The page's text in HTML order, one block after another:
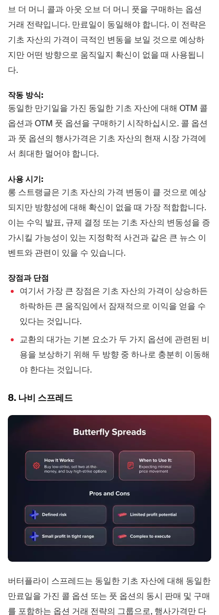
브 더 머니 콜과 아웃 오브 더 머니 풋을 구매하는 옵션
거래 전략입니다. 만료일이 동일해야 합니다. 이 전략은
기초 자산의 가격이 극적인 변동을 보일 것으로 예상하
지만 어떤 방향으로 움직일지 확신이 없을 때 사용됩니
다.
작동 방식:
동일한 만기일을 가진 동일한 기초 자산에 대해 OTM 콜
옵션과 OTM 풋 옵션을 구매하기 시작하십시오. 콜 옵션
과 풋 옵션의 행사가격은 기초 자산의 현재 시장 가격에
서 최대한 멀어야 합니다.
사용 시기:
롱 스트랭글은 기초 자산의 가격 변동이 클 것으로 예상
되지만 방향성에 대해 확신이 없을 때 가장 적합합니다.
이는 수익 발표, 규제 결정 또는 기초 자산의 변동성을 증
가시킬 가능성이 있는 지정학적 사건과 같은 큰 뉴스 이
벤트와 관련이 있을 수 있습니다.
장점과 단점
여기서 가장 큰 장점은 기초 자산의 가격이 상승하든
하락하든 큰 움직임에서 잠재적으로 이익을 얻을 수
있다는 것입니다.
교환의 대가는 기본 요소가 두 가지 옵션에 관련된 비
용을 보상하기 위해 두 방향 중 하나로 충분히 이동해
야 한다는 것입니다.
8. 나비 스프레드
버터플라이 스프레드는 동일한 기초 자산에 대해 동일한
만료일을 가진 콜 옵션 또는 풋 옵션의 동시 판매 및 구매
를 포함하는 옵션 거래 전략의 그룹으로, 행사가격만 다